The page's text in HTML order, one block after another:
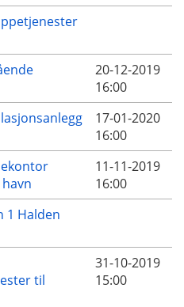
20-12-2019
16:00
17-01-2020
16:00
11-11-2019
16:00
1 Halden
til
31-10-2019
15:00